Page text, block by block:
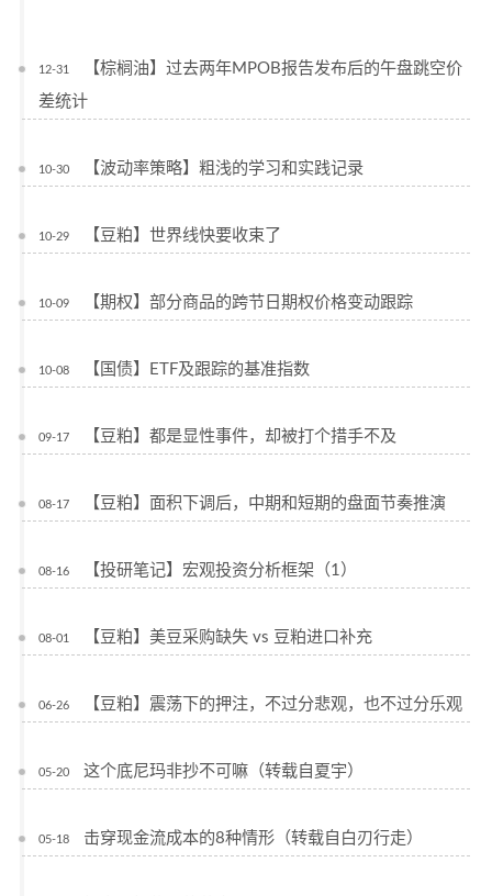
12-31
【棕榈油】过去两年MPOB报告发布后的午盘跳空价
差统计
10-30 【波动率策略】粗浅的学习和实践记录
10-29 【豆粕】世界线快要收束了
10-09 【期权】部分商品的跨节日期权价格变动跟踪
10-08 【国债】ETF及跟踪的基准指数
09-17 【豆粕】都是显性事件，却被打个措手不及
08-17 【豆粕】面积下调后，中期和短期的盘面节奏推演
08-16 【投研笔记】宏观投资分析框架（1）
08-01 【豆粕】美豆采购缺失 vs 豆粕进口补充
06-26 【豆粕】震荡下的押注，不过分悲观，也不过分乐观
05-20 这个底尼玛非抄不可嘛（转载自夏宇）
05-18 击穿现金流成本的8种情形（转载自白刃行走）